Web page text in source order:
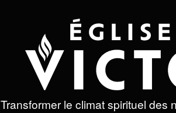
Transformer le climat spirituel des